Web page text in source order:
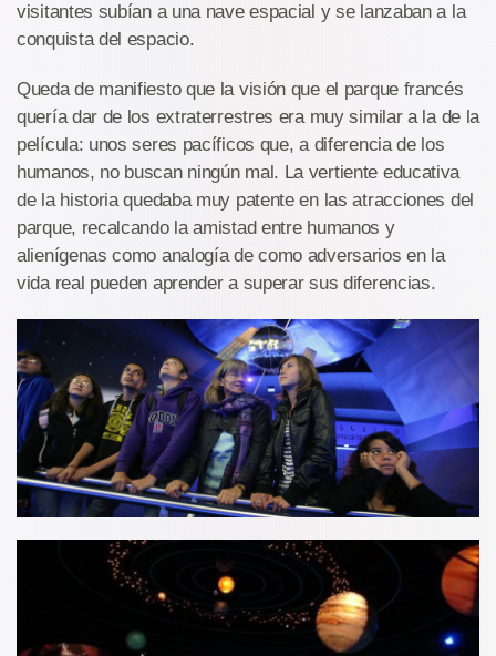
visitantes subían a una nave espacial y se lanzaban a la
conquista del espacio.
Queda de manifiesto que la visión que el parque francés
quería dar de los extraterrestres era muy similar a la de la
película: unos seres pacíficos que, a diferencia de los
humanos, no buscan ningún mal. La vertiente educativa
de la historia quedaba muy patente en las atracciones del
parque, recalcando la amistad entre humanos y
alienígenas como analogía de como adversarios en la
vida real pueden aprender a superar sus diferencias.